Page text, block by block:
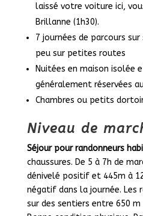
laissé votre voiture ici,
Brillanne (1h30).
7 journées de parcours
peu sur petites routes
Nuitées en maison isolée
généralement réservées
Chambres ou petits
Niveau de
Séjour pour randonneurs
chaussures. De 5 à 7h de
dénivelé positif et 445m à
négatif dans la journée. Les
sur des sentiers entre 650